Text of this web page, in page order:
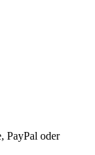
PayPal oder